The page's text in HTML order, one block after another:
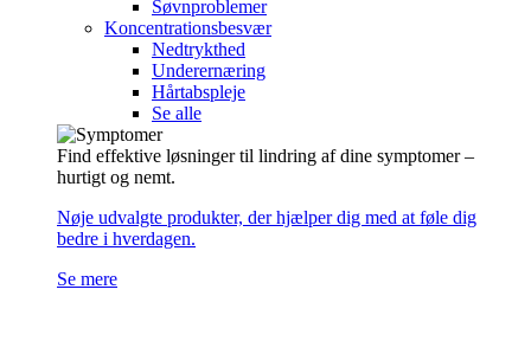
Søvnproblemer
Koncentrationsbesvær
Nedtrykthed
Underernæring
Hårtabspleje
Se alle
Find effektive løsninger til lindring af dine symptomer –
hurtigt og nemt.
Nøje udvalgte produkter, der hjælper dig med at føle dig
bedre i hverdagen.
Se mere